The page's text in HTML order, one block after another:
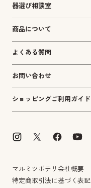
器選び相談室
商品について
よくある質問
お問い合わせ
ショッピングご利用ガイド
マルミツポテリ会社概要
特定商取引法に基づく表記